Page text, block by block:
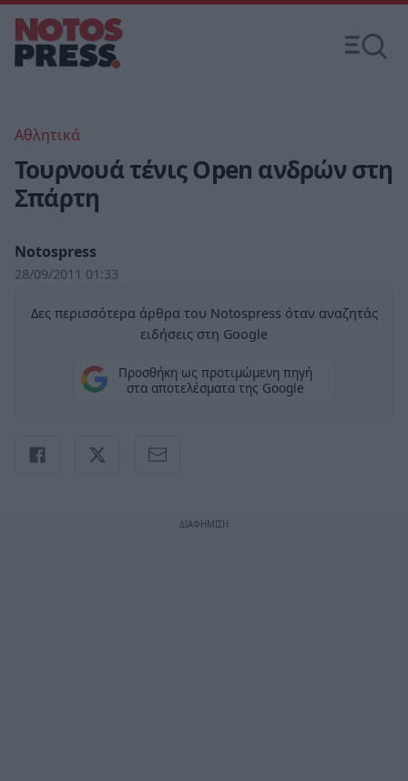
Αθλητικά
Τουρνουά τένις Open ανδρών στη
Σπάρτη
Notospress
28/09/2011 01:33
Δες περισσότερα άρθρα του Notospress όταν αναζητάς
ειδήσεις στη Google
Προσθήκη ως προτιμώμενη πηγή
στα αποτελέσματα της Google